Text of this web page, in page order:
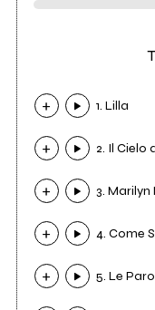
1. Lilla
2. Il Cielo
3.
4. Come
5. Le